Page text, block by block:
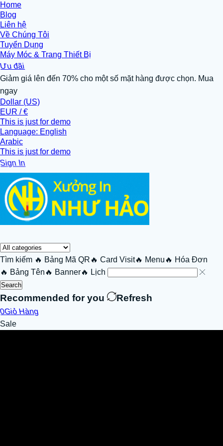
Home
Blog
Liên hệ
Về Chúng Tôi
Tuyển Dụng
Máy Móc & Trang Thiết Bị
đãi
Giảm giá lên đến 70% cho một số mặt hàng được chọn. Mua
ngay
Dollar (US)
EUR / €
This is just for demo
Language: English
Arabic
This is just for demo
In
Tìm kiếm 🔥 Bảng Mã QR 🔥 Card Visit🔥 Menu 🔥 Hóa Đơn
🔥 Bảng Tên 🔥 Banner🔥 Lịch
Search
Recommended for you Refresh
Giỏ Hàng
Sale